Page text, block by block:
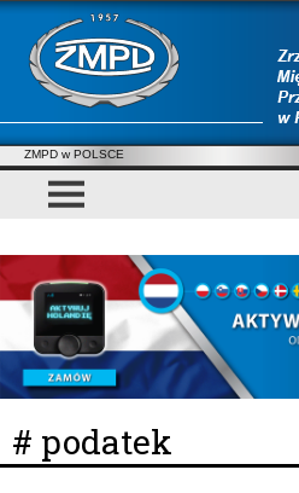
ZMPD w POLSCE
# podatek